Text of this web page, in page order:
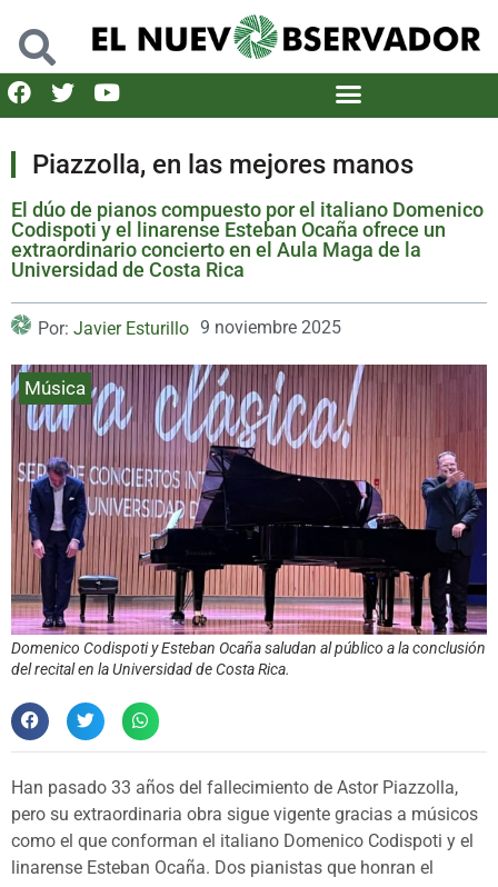
Piazzolla, en las mejores manos
El dúo de pianos compuesto por el italiano Domenico
Codispoti y el linarense Esteban Ocaña ofrece un
extraordinario concierto en el Aula Maga de la
Universidad de Costa Rica
Por: Javier Esturillo 9 noviembre 2025
Música
Domenico Codispoti y Esteban Ocaña saludan al público a la conclusión
del recital en la Universidad de Costa Rica.
Han pasado 33 años del fallecimiento de Astor Piazzolla,
pero su extraordinaria obra sigue vigente gracias a músicos
como el que conforman el italiano Domenico Codispoti y el
linarense Esteban Ocaña. Dos pianistas que honran el